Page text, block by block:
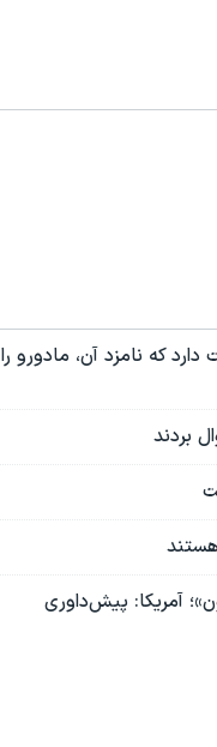
که نامزد آن، مادورو را
بردند
آمریکا: پیش‌داوری